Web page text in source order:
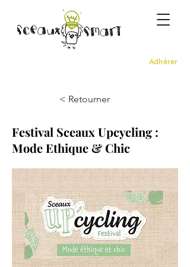
Adhérer
< Retourner
Festival Sceaux Upcycling :
Mode Ethique & Chic